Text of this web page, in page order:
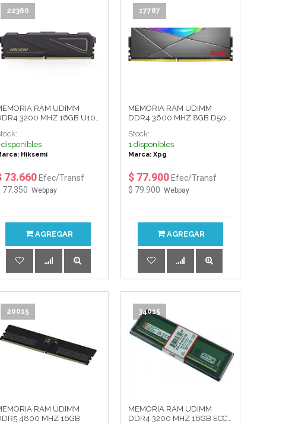
22360
RAM UDIMM
3200 MHZ 16GB U10
disponibles
Hiksemi
73.660 Efec/Transf
77.350 Webpay
AGREGAR
17787
MEMORIA RAM UDIMM
DDR4 3600 MHZ 8GB D50
Stock:
1 disponibles
Marca: Xpg
$ 77.900Efec/Transf
$ 79.900 Webpay
AGREGAR
20015
RAM UDIMM
4800 MHZ 16GB
34015
MEMORIA RAM UDIMM
DDR4 3200 MHZ 16GB ECC